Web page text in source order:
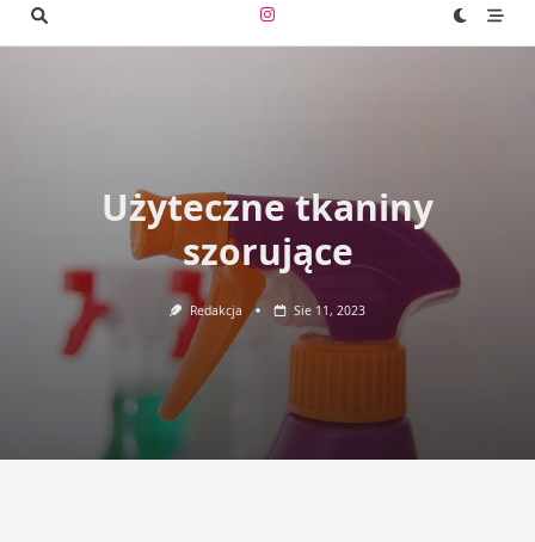
Użyteczne tkaniny
szorujące
Redakcja Sie 11, 2023